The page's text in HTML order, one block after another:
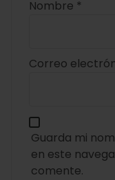
Nombre *
Correo
Guarda mi
en este
comente.